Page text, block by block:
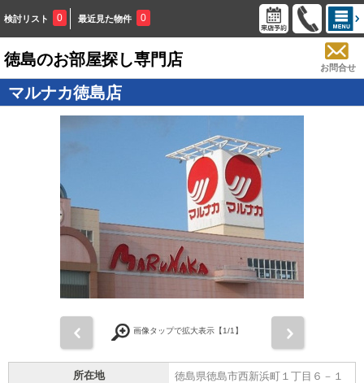
検討リスト 0 最近見た物件 0
徳島のお部屋探し専門店 お問合せ
マルナカ徳島店
前 画像タップで拡大表示【1/1】
所在地 徳島県徳島市西新浜町１丁目６－１